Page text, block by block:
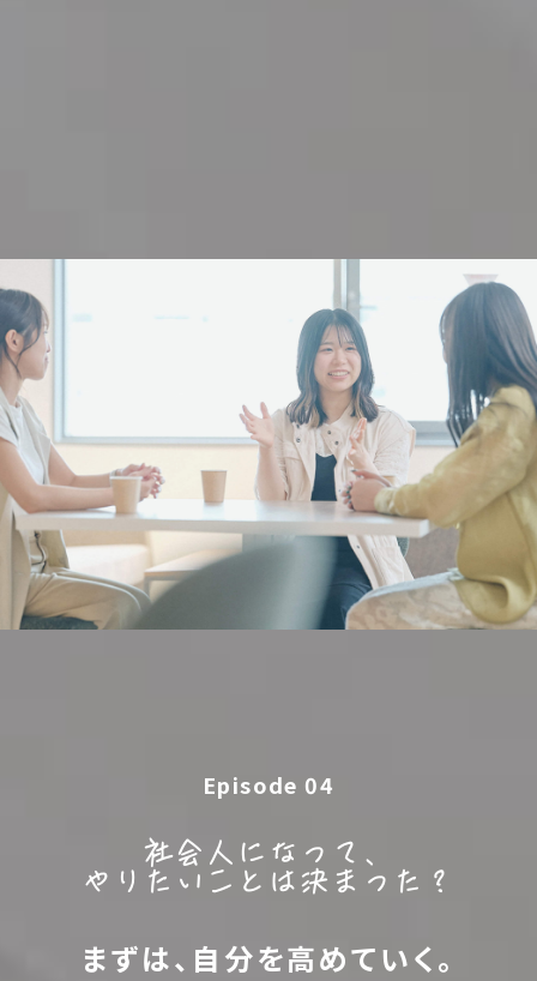
Episode 04
社会人になって、
やりたいことは決まった？
まずは、自分を高めていく。